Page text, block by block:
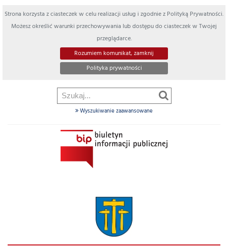
Strona korzysta z ciasteczek w celu realizacji usług i zgodnie z Polityką Prywatności.
Możesz określić warunki przechowywania lub dostępu do ciasteczek w Twojej
przeglądarce.
Rozumiem komunikat, zamknij
Polityka prywatności
Wyszukiwanie zaawansowane